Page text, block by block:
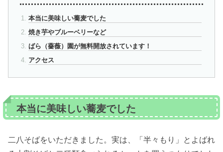
本当に美味しい蕎麦でした
焼き芋やブルーベリーなど
ばら（薔薇）園が無料開放されています！
アクセス
本当に美味しい蕎麦でした
二八そばをいただきました。実は、「半々もり」とよばれ